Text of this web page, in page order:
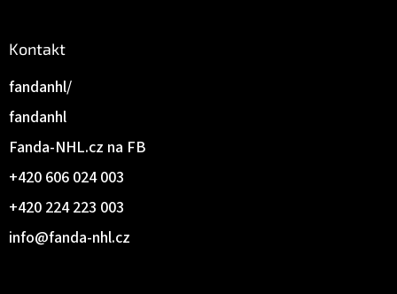
Kontakt
info@fanda-nhl.cz
+420 224 223 003
+420 606 024 003
Fanda-NHL.cz na FB
fandanhl
fandanhl/